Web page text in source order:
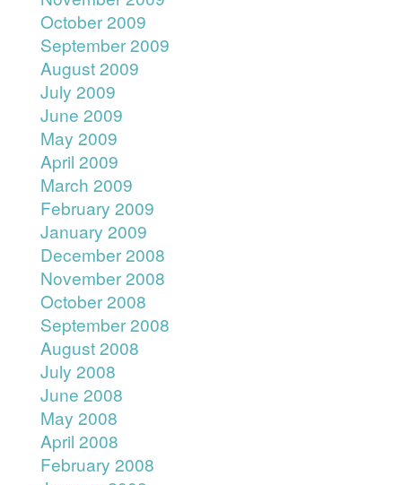
October 2009
September 2009
August 2009
July 2009
June 2009
May 2009
April 2009
March 2009
February 2009
January 2009
December 2008
November 2008
October 2008
September 2008
August 2008
July 2008
June 2008
May 2008
April 2008
February 2008